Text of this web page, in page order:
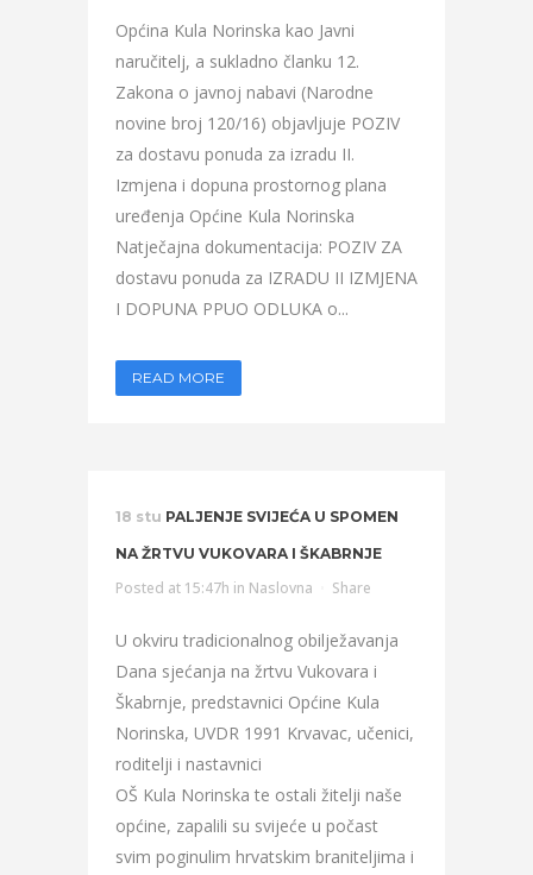
Općina Kula Norinska kao Javni
naručitelj, a sukladno članku 12.
Zakona o javnoj nabavi (Narodne
novine broj 120/16) objavljuje POZIV
za dostavu ponuda za izradu II.
Izmjena i dopuna prostornog plana
uređenja Općine Kula Norinska
Natječajna dokumentacija: POZIV ZA
dostavu ponuda za IZRADU II IZMJENA
I DOPUNA PPUO ODLUKA o...
READ MORE
18 stu PALJENJE SVIJEĆA U SPOMEN
NA ŽRTVU VUKOVARA I ŠKABRNJE
Posted at 15:47h in Naslovna Share
U okviru tradicionalnog obilježavanja
Dana sjećanja na žrtvu Vukovara i
Škabrnje, predstavnici Općine Kula
Norinska, UVDR 1991 Krvavac, učenici,
roditelji i nastavnici
OŠ Kula Norinska te ostali žitelji naše
općine, zapalili su svijeće u počast
svim poginulim hrvatskim braniteljima i